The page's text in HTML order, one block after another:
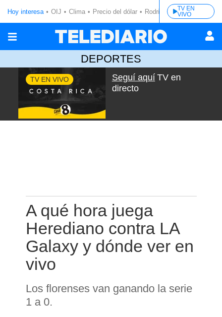
Hoy interesa OIJ Clima Precio del dólar Rodrigo Chaves
TV EN
VIVO
DEPORTES
Seguí aquí TV en
directo
TV EN VIVO
A qué hora juega
Herediano contra LA
Galaxy y dónde ver en
vivo
Los florenses van ganando la serie
1 a 0.